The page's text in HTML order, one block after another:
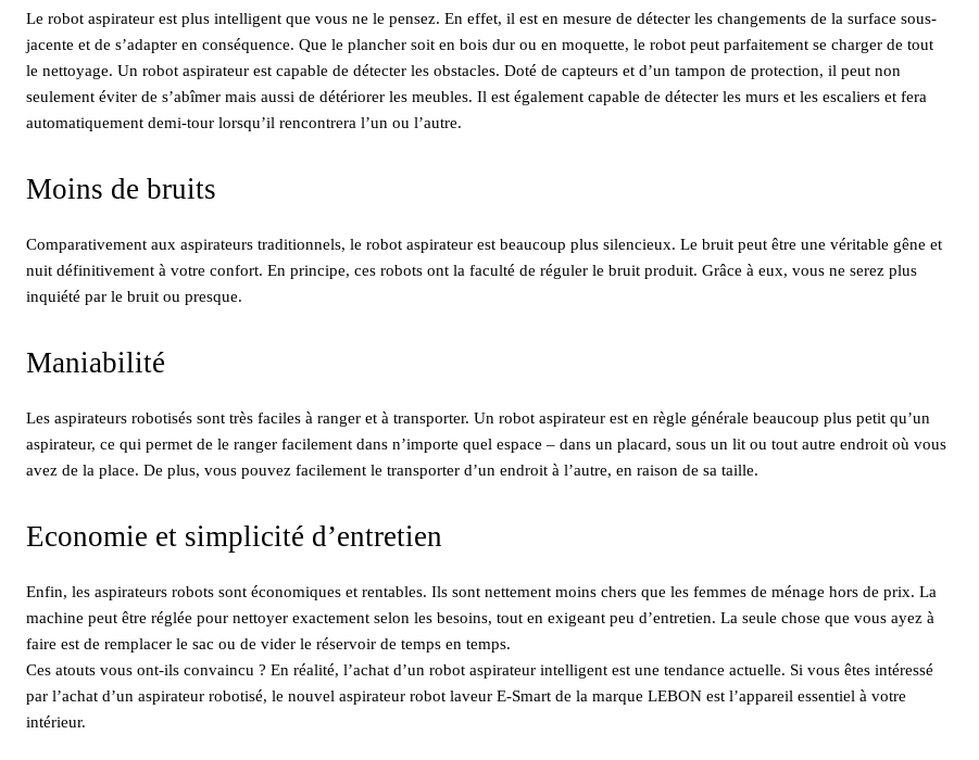
Le robot aspirateur est plus intelligent que vous ne le pensez. En effet, il est en mesure de détecter les changements de la surface sous-
jacente et de s’adapter en conséquence. Que le plancher soit en bois dur ou en moquette, le robot peut parfaitement se charger de tout
le nettoyage. Un robot aspirateur est capable de détecter les obstacles. Doté de capteurs et d’un tampon de protection, il peut non
seulement éviter de s’abîmer mais aussi de détériorer les meubles. Il est également capable de détecter les murs et les escaliers et fera
automatiquement demi-tour lorsqu’il rencontrera l’un ou l’autre.
Moins de bruits
Comparativement aux aspirateurs traditionnels, le robot aspirateur est beaucoup plus silencieux. Le bruit peut être une véritable gêne et
nuit définitivement à votre confort. En principe, ces robots ont la faculté de réguler le bruit produit. Grâce à eux, vous ne serez plus
inquiété par le bruit ou presque.
Maniabilité
Les aspirateurs robotisés sont très faciles à ranger et à transporter. Un robot aspirateur est en règle générale beaucoup plus petit qu’un
aspirateur, ce qui permet de le ranger facilement dans n’importe quel espace – dans un placard, sous un lit ou tout autre endroit où vous
avez de la place. De plus, vous pouvez facilement le transporter d’un endroit à l’autre, en raison de sa taille.
Economie et simplicité d’entretien
Enfin, les aspirateurs robots sont économiques et rentables. Ils sont nettement moins chers que les femmes de ménage hors de prix. La
machine peut être réglée pour nettoyer exactement selon les besoins, tout en exigeant peu d’entretien. La seule chose que vous ayez à
faire est de remplacer le sac ou de vider le réservoir de temps en temps.
Ces atouts vous ont-ils convaincu ? En réalité, l’achat d’un robot aspirateur intelligent est une tendance actuelle. Si vous êtes intéressé
par l’achat d’un aspirateur robotisé, le nouvel aspirateur robot laveur E-Smart de la marque LEBON est l’appareil essentiel à votre
intérieur.